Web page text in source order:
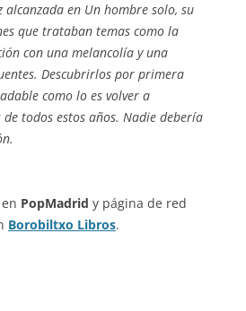
en Un hombre solo, su
que trataban temas como la
con una melancolía y una
Descubrirlos por primera
como lo es volver a
de todos estos años. Nadie debería
PopMadrid y página de red
Borobiltxo Libros.